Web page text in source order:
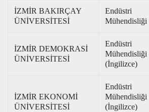
İZMİR BAKIRÇAY
ÜNİVERSİTESİ
Endüstri
Mühendisliği
İZMİR DEMOKRASİ
ÜNİVERSİTESİ
Endüstri
Mühendisliği
(İngilizce)
İZMİR EKONOMİ
ÜNİVERSİTESİ
Endüstri
Mühendisliği
(İngilizce)